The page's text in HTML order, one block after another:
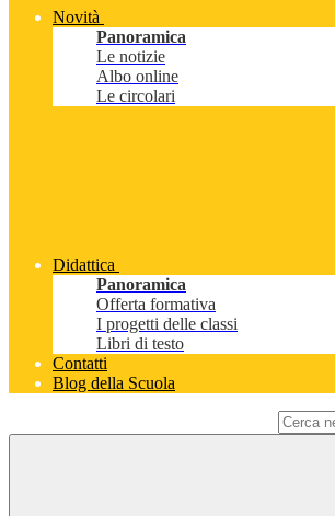
Novità
Panoramica
Le notizie
Albo online
Le circolari
Didattica
Panoramica
Offerta formativa
I progetti delle classi
Libri di testo
Contatti
Blog della Scuola